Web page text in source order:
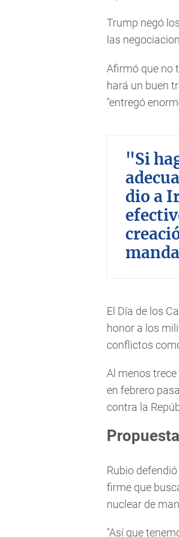
Trump negó
las
Afirmó que no
hará un buen
"entregó
"Si
dio a
El Día de los
honor a los
conflictos
Al menos
en febrero
contra la
Rubio
firme que
nuclear de
"Así que